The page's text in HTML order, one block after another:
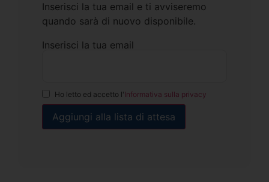
Inserisci la tua email e ti avviseremo
quando sarà di nuovo disponibile.
Inserisci la tua email
Ho letto ed accetto l'Informativa sulla privacy